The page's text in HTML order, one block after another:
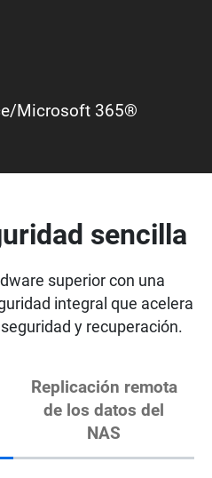
Microsoft 365®
sencilla
superior con una
integral que acelera
y recuperación.
Replicación remota
de los datos del
NAS